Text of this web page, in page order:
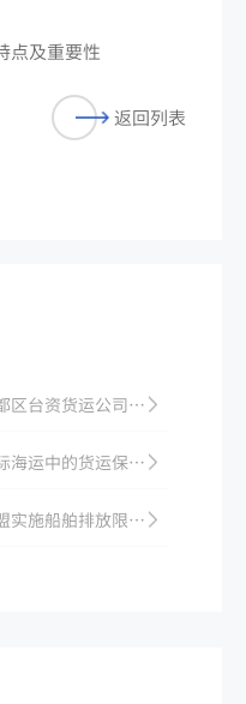
点及重要性
返回列表
尧都区台资货运公司积极推动产销对接，打造国际海运货物交流平台
国际海运中的货运保险与理赔
欧盟实施船舶排放限制法规，严格控制船舶污染